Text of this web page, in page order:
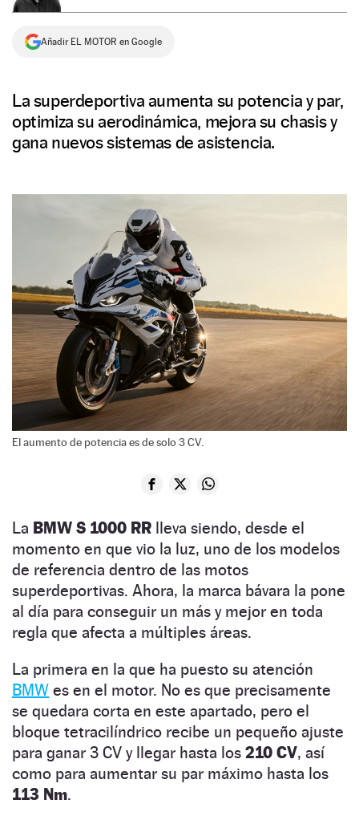
Añadir EL MOTOR en Google
La superdeportiva aumenta su potencia y par,
optimiza su aerodinámica, mejora su chasis y
gana nuevos sistemas de asistencia.
El aumento de potencia es de solo 3 CV.
La BMW S 1000 RR lleva siendo, desde el
momento en que vio la luz, uno de los modelos
de referencia dentro de las motos
superdeportivas. Ahora, la marca bávara la pone
al día para conseguir un más y mejor en toda
regla que afecta a múltiples áreas.
La primera en la que ha puesto su atención
BMW es en el motor. No es que precisamente
se quedara corta en este apartado, pero el
bloque tetracilíndrico recibe un pequeño ajuste
para ganar 3 CV y llegar hasta los 210 CV, así
como para aumentar su par máximo hasta los
113 Nm.